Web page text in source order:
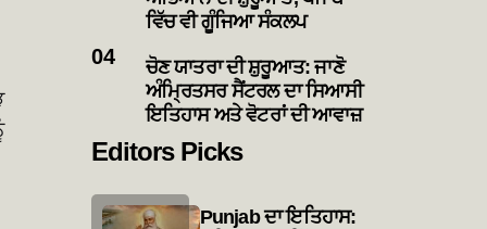
ਵਿੱਚ ਵੀ ਗੂੰਜਿਆ ਸੰਕਲਪ
ਚੋਣ ਯਾਤਰਾ ਦੀ ਸ਼ੁਰੂਆਤ: ਜਾਣੋ
ਅੰਮ੍ਰਿਤਸਰ ਸੈਂਟਰਲ ਦਾ ਸਿਆਸੀ
ਇਤਿਹਾਸ ਅਤੇ ਵੋਟਰਾਂ ਦੀ ਆਵਾਜ਼
Editors Picks
Punjab ਦਾ ਇਤਿਹਾਸ: